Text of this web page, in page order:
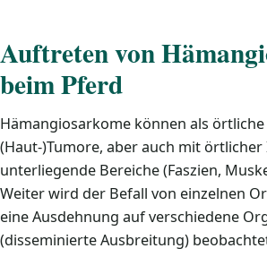
Auftreten von
beim Pferd
Hämangiosarkome können als
(Haut-)Tumore, aber auch mit
unterliegende Bereiche (Faszien,
Weiter wird der Befall von einzelnen
eine Ausdehnung auf verschiedene
(disseminierte Ausbreitung)